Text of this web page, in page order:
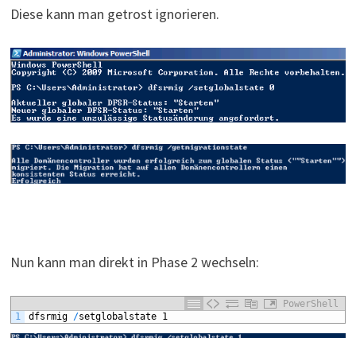
Diese kann man getrost ignorieren.
Nun kann man direkt in Phase 2 wechseln:
PowerShell
1
dfsrmig /setglobalstate 1